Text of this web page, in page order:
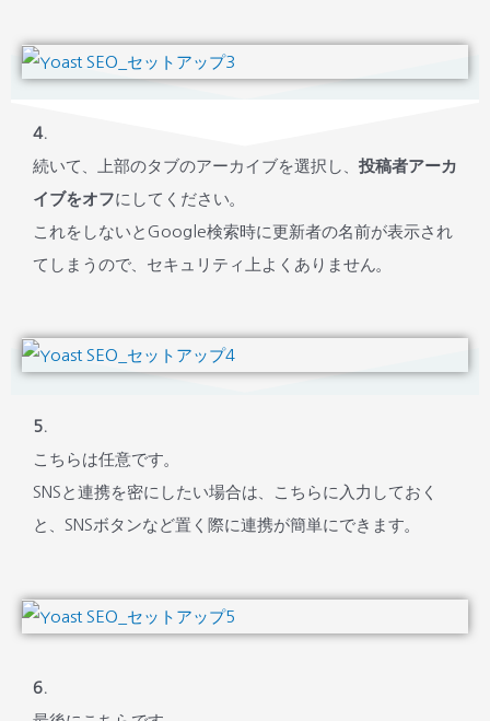
4.
続いて、上部のタブのアーカイブを選択し、 投稿者アーカ
イブをオフにしてください。
これをしないとGoogle検索時に更新者の名前が表示され
てしまうので、セキュリティ上よくありません。
5.
こちらは任意です。
SNSと連携を密にしたい場合は、こちらに入力しておく
と、SNSボタンなど置く際に連携が簡単にできます。
6.